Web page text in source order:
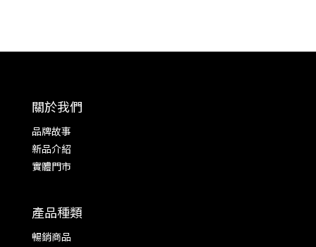
關於我們
品牌故事
新品介紹
實體門市
產品種類
暢銷商品